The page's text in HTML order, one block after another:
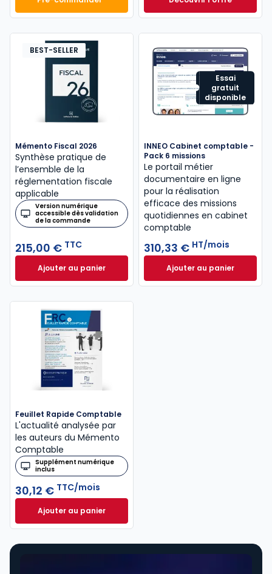
Mémento Comptable 2027 à 199,00 € TTCNavis Comptable
Dès
BEST-SELLER
Mémento Fiscal 2026
Synthèse pratique de
l’ensemble de la
réglementation fiscale
applicable
Version numérique
accessible dès validation
de la commande
215,00 € TTC
Ajouter au panierMémento Fiscal 2026 à 215,00 € TTC
Essai
gratuit
disponible
INNEO Cabinet comptable -
Pack 6 missions
Le portail métier
documentaire en ligne
pour la réalisation
efficace des missions
quotidiennes en cabinet
comptable
310,33 € HT/mois
Ajouter au panier
INNEO Cabinet
Feuillet Rapide Comptable
L'actualité analysée par
les auteurs du Mémento
Comptable
Supplément numérique
inclus
30,12 € TTC/mois
Ajouter au panierFeuillet Rapide Comptable à 30,12 €